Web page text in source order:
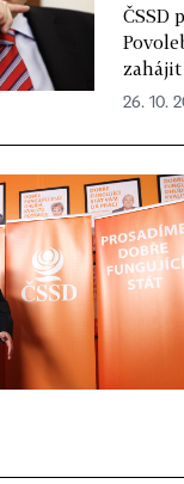
ČSSD
26. 10.